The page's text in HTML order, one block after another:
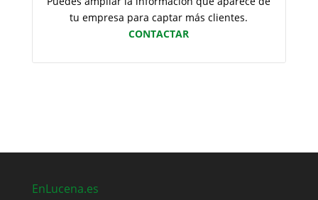
tu empresa para captar más clientes.
CONTACTAR
EnLucena.es